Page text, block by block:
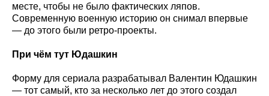
месте, чтобы не было фактических ляпов.
Современную военную историю он снимал впервые
— до этого были ретро-проекты.
При чём тут Юдашкин
Форму для сериала разрабатывал Валентин Юдашкин
— тот самый, кто за несколько лет до этого создал